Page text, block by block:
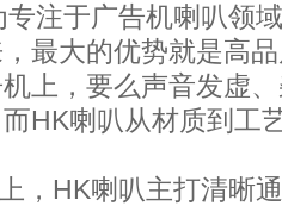
于广告机喇叭领域
最大的优势就是高
上，要么声音发虚
HK喇叭从材质到工
喇叭主打清晰通